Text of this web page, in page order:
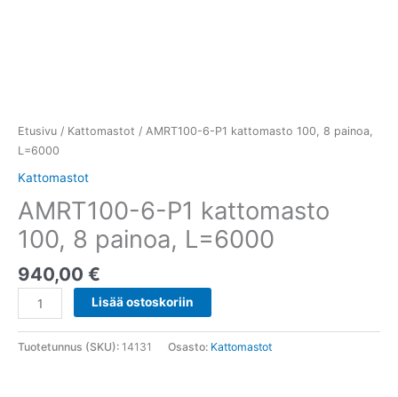
Etusivu / Kattomastot / AMRT100-6-P1 kattomasto 100, 8 painoa,
L=6000
Kattomastot
AMRT100-6-P1 kattomasto
100, 8 painoa, L=6000
940,00 €
Lisää ostoskoriin
Tuotetunnus (SKU): 14131 Osasto: Kattomastot